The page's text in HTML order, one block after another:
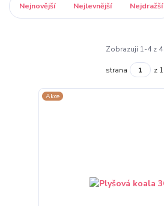
Nejnovější Nejlevnější Nejdražší
Zobrazuji 1-4 z 4
strana z 1
Akce